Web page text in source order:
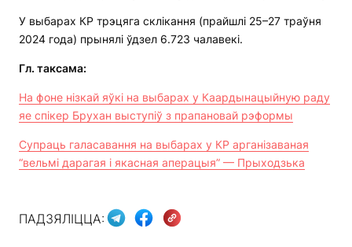
У выбарах КР трэцяга склікання (прайшлі 25–27 траўня
2024 года) прынялі ўдзел 6.723 чалавекі.
Гл. таксама:
На фоне нізкай яўкі на выбарах у Каардынацыйную раду
яе спікер Брухан выступіў з прапановай рэформы
Супраць галасавання на выбарах у КР арганізаваная
“вельмі дарагая і якасная аперацыя” — Прыходзька
ПАДЗЯЛІЦЦА: